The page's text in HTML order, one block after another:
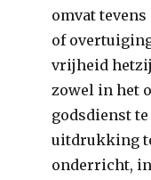
omvat
of
vrijheid
zowel in het
godsdienst
uitdrukking
onderricht,